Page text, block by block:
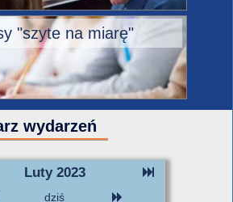
"szyte na miarę"
wydarzeń
Luty 2023
dziś